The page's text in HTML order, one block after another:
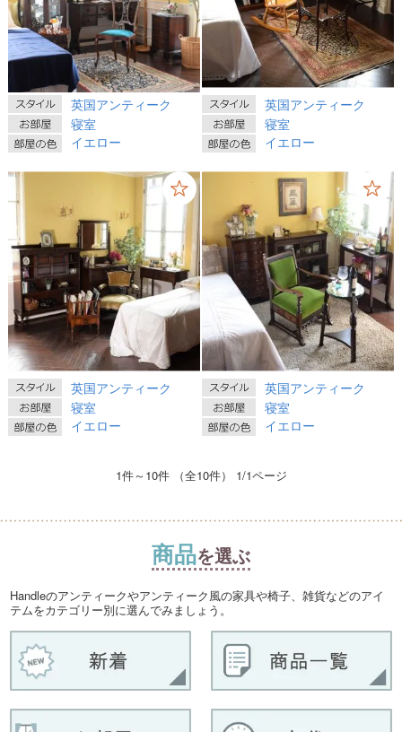
英国アンティーク
寝室
イエロー
英国アンティーク
寝室
イエロー
英国アンティーク
寝室
イエロー
英国アンティーク
寝室
イエロー
1件～10件 （全10件） 1/1ページ
商品を選ぶ
Handleのアンティークやアンティーク風の家具や椅子、雑貨などのアイ
テムをカテゴリー別に選んでみましょう。